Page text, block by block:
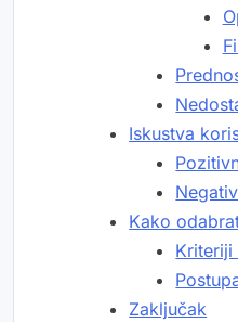
Iskustva
Kako
Zaključak